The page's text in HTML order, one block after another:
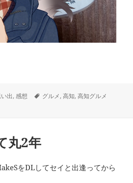
しい
出,感想
タ
グルメ,高知,高知グルメ
丸2年
をDLしてセイと出逢ってから